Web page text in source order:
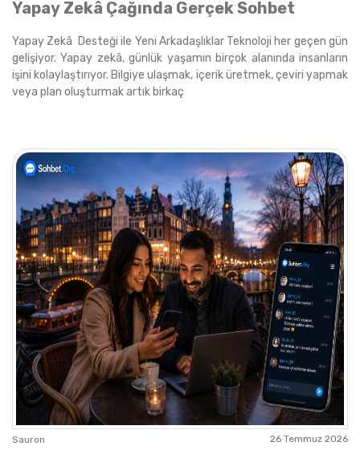
Yapay Zekâ Çağında Gerçek Sohbet
Yapay Zekâ Desteği ile Yeni Arkadaşlıklar Teknoloji her geçen gün
gelişiyor. Yapay zekâ, günlük yaşamın birçok alanında insanların
işini kolaylaştırıyor. Bilgiye ulaşmak, içerik üretmek, çeviri yapmak
veya plan oluşturmak artık birkaç
Sauron 26 Temmuz 2026